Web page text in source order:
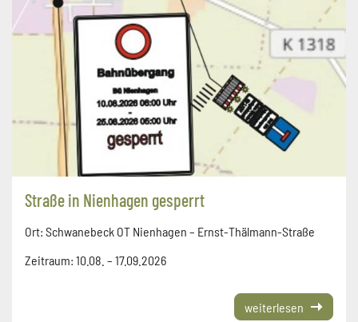
Straße in Nienhagen gesperrt
Ort: Schwanebeck OT Nienhagen – Ernst-Thälmann-Straße
Zeitraum: 10.08. – 17.09.2026
weiterlesen